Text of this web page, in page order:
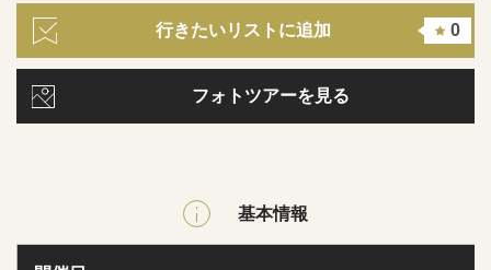
行きたいリストに追加 0
フォトツアーを見る
基本情報